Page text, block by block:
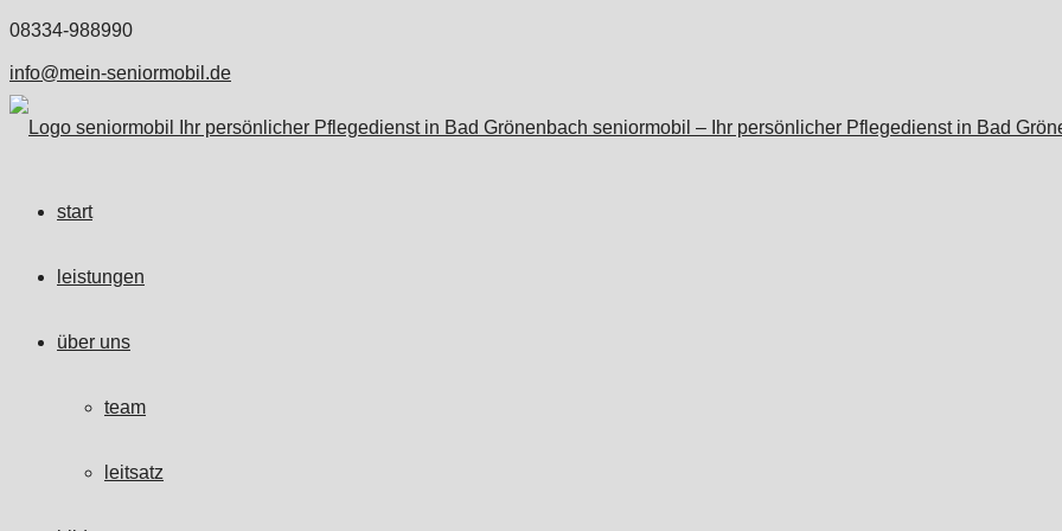
08334-988990
info@mein-seniormobil.de
seniormobil – Ihr persönlicher Pflegedienst in Bad
start
leistungen
über uns
team
leitsatz